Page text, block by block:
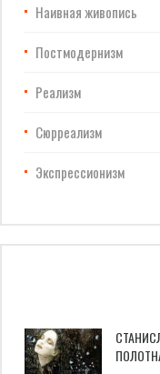
Наивная живопись
Постмодернизм
Реализм
Сюрреализм
Экспрессионизм